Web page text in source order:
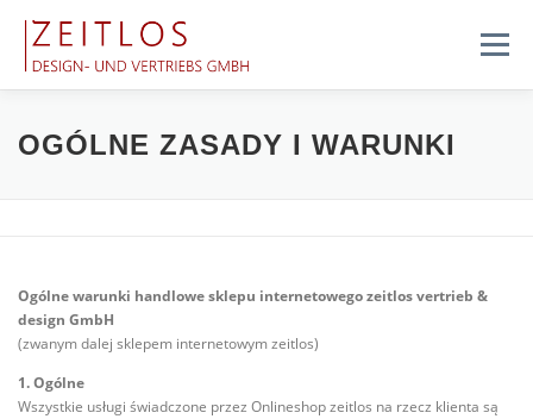
treści
Menu
CECHY O NAS USŁUGI SYSTEM SKARG
OGÓLNE ZASADY I WARUNKI
Ogólne warunki handlowe sklepu internetowego zeitlos vertrieb &
design GmbH
(zwanym dalej sklepem internetowym zeitlos)
1. Ogólne
Wszystkie usługi świadczone przez Onlineshop zeitlos na rzecz klienta są